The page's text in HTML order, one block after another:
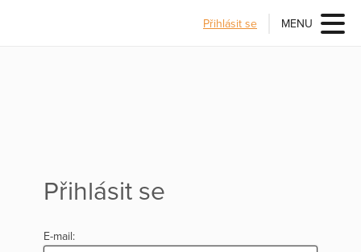
Přihlásit se MENU
Přihlásit se
E-mail: